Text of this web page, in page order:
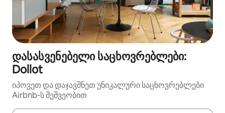
დასასვენებელი საცხოვრებლები:
Dollot
იპოვეთ და დაჯავშნეთ უნიკალური საცხოვრებლები
Airbnb-ს მეშვეობით